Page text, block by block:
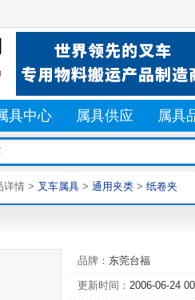
具中心 属具供应 属具
> 叉车属具 > 通用夹类 > 纸卷夹
详情
品牌： 东莞台福
更新时间： 2006-06-24